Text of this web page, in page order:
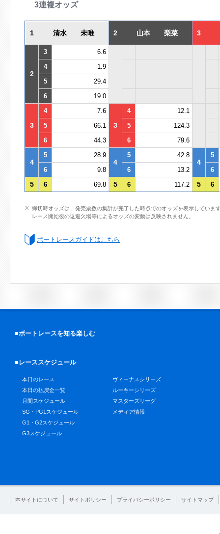
3連複オッズ
1 清水 未唯 2 山本 梨菜 3
2
3
6.6
4
1.9
5
29.4
6
19.0
3
4 7.6
3
4
12.1
5
66.1 5
124.3
6
44.3 6 79.6
4
5 28.9
4
5 42.8
4
5
6
9.8 6 13.2 6
5 6 69.8 5 6 117.2 5 6
締切時オッズは、発売票数の集計が完了した時点でのオッズを表示していま
レース開始後の返還欠場等によるオッズの変動は反映されません。
ボートレースガイドはこちら
■ボートレースを知る楽しむ
■レーススケジュール
本日のレース
本日の払戻金一覧
月間スケジュール
SG・PG1スケジュール
G1・G2スケジュール
G3スケジュール
ヴィーナスシリーズ
ルーキーシリーズ
マスターズリーグ
メディア情報
本サイトについて サイトポリシー プライバシーポリシー サイトマップ